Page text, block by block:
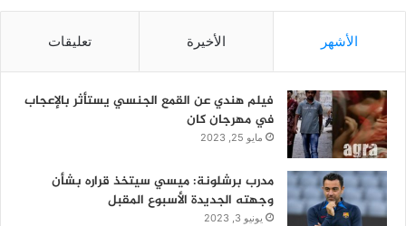
الأشهر الأخيرة تعليقات
فيلم هندي عن القمع الجنسي يستأثر بالإعجاب
في مهرجان كان
مايو 25, 2023
مدرب برشلونة: ميسي سيتخذ قراره بشأن
وجهته الجديدة الأسبوع المقبل
يونيو 3, 2023